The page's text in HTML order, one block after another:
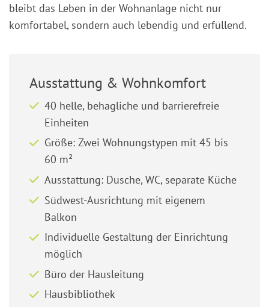
bleibt das Leben in der Wohnanlage nicht nur
komfortabel, sondern auch lebendig und erfüllend.
Ausstattung & Wohnkomfort
40 helle, behagliche und barrierefreie
Einheiten
Größe: Zwei Wohnungstypen mit 45 bis
60 m²
Ausstattung: Dusche, WC, separate Küche
Südwest-Ausrichtung mit eigenem
Balkon
Individuelle Gestaltung der Einrichtung
möglich
Büro der Hausleitung
Hausbibliothek